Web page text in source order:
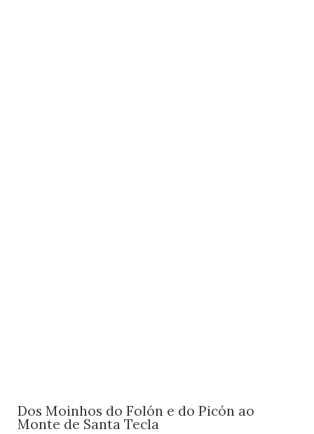
Dos Moinhos do Folón e do Picón ao
Monte de Santa Tecla